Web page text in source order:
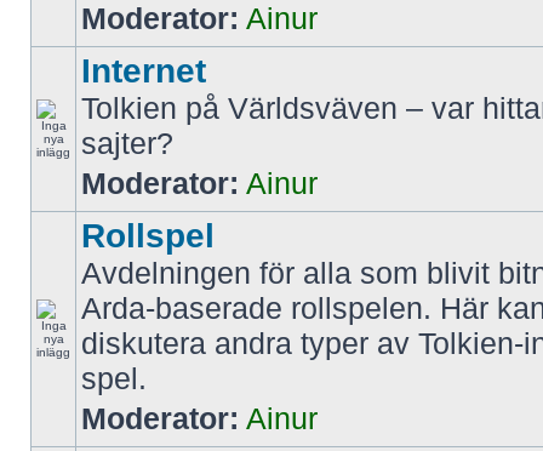
Moderator: Ainur
Internet
Tolkien på Världsväven – var
sajter?
Moderator: Ainur
Rollspel
Avdelningen för alla som blivit
Arda-baserade rollspelen. Här
diskutera andra typer av Tolkien-
spel.
Moderator: Ainur